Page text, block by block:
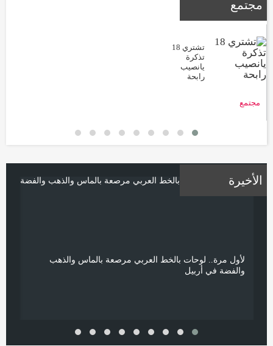
مجتمع
تشتري 18
تذكرة
يانصيب
رابحة
مجتمع
الأخيرة
لأول مرة.. لوحات بالخط العربي مرصعة بالماس والذهب
والفضة في أربيل